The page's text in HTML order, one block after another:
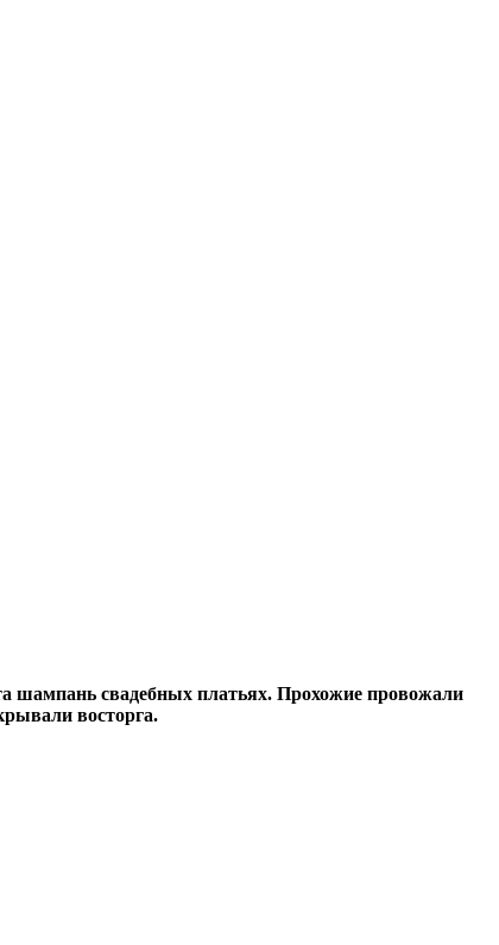
шампань свадебных платьях. Прохожие провожали
восторга.